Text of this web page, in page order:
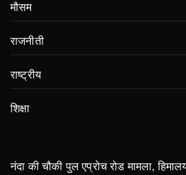
मौसम
राजनीती
राष्ट्रीय
शिक्षा
नंदा की चौकी पुल एप्रोच रोड मामला,